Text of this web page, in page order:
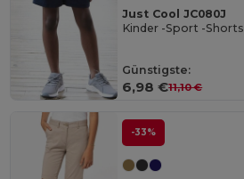
Just Cool JC080J
Kinder -Sport -Shorts
Günstigste:
6,98 €11,10 €
-33%